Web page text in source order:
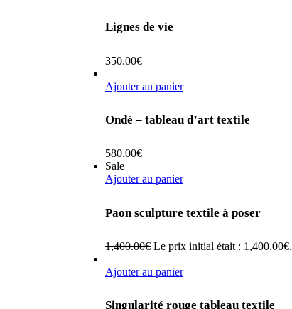
Lignes de vie
350.00€
Ajouter au panier
Ondé – tableau d’art textile
580.00€
Sale
Ajouter au panier
Paon sculpture textile à poser
1,400.00€ Le prix initial était : 1,400.00€.
Ajouter au panier
Singularité rouge tableau textile